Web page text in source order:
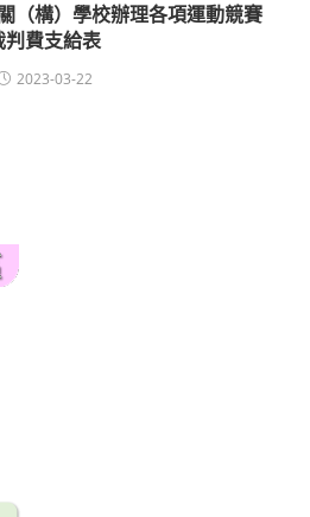
（構）學校辦理各項運動競賽
判費支給表
2023-03-22